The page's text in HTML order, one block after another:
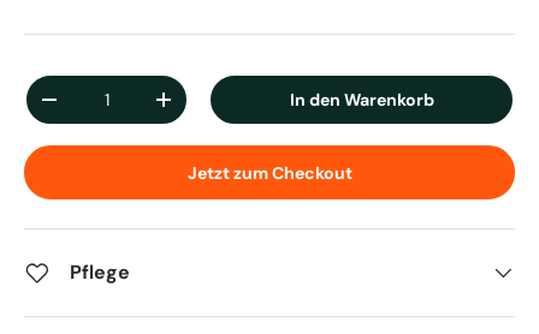
Anzahl
Menge verringernMenge erhöhen In den Warenkorb
Jetzt zum Checkout
Pflege